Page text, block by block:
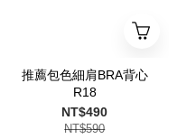
推薦包色細肩BRA背心
R18
NT$490
NT$590